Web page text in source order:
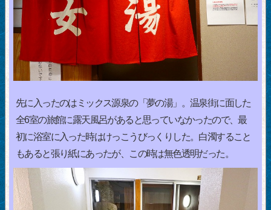
先に入ったのはミックス源泉の「夢の湯」。温泉街に面した
全6室の旅館に露天風呂があると思っていなかったので、最
初に浴室に入った時はけっこうびっくりした。白濁すること
もあると張り紙にあったが、この時は無色透明だった。